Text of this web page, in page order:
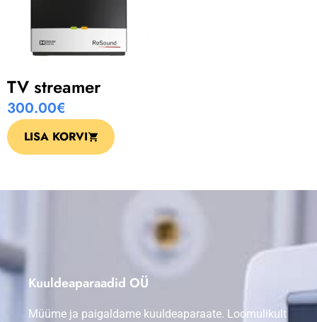
TV streamer
300.00€
LISA KORVI
Kuuldeaparaadid OÜ
Müüme ja paigaldame kuuldeaparaate. Loomulikult